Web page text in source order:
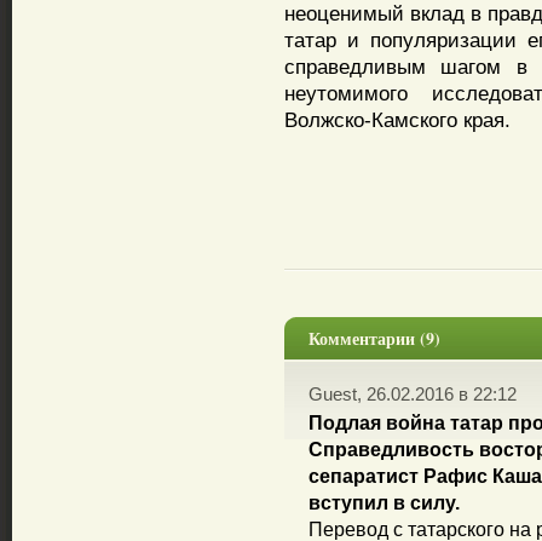
неоценимый вклад в
татар и популяризации
справедливым шагом в
неутомимого
Волжско-Камского края.
Комментарии (9)
Guest, 26.02.2016 в 22:12
Подлая война татар
Справедливость
сепаратист Рафис
вступил в силу.
Перевод с татарского